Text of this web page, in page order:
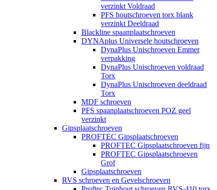
verzinkt Voldraad
PFS houtschroeven torx blank
verzinkt Deeldraad
Blackline spaanplaatschroeven
DYNAplus Universele houtschroeven
DynaPlus Unischroeven Emmer
verpakking
DynaPlus Unischroeven voldraad
Torx
DynaPlus Unischroeven deeldraad
Torx
MDF schroeven
PFS spaanplaatschroeven POZ geel
verzinkt
Gipsplaatschroeven
PROFTEC Gipsplaatschroeven
PROFTEC Gipsplaatschroeven fijn
PROFTEC Gipsplaatschroeven
Grof
Gipsplaatschroeven
RVS schroeven en Gevelschroeven